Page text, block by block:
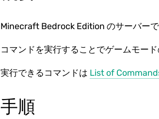
Minecraft Bedrock Edition のサーバーで
コマンドを実行することでゲームモー
実行できるコマンドは List of
手順